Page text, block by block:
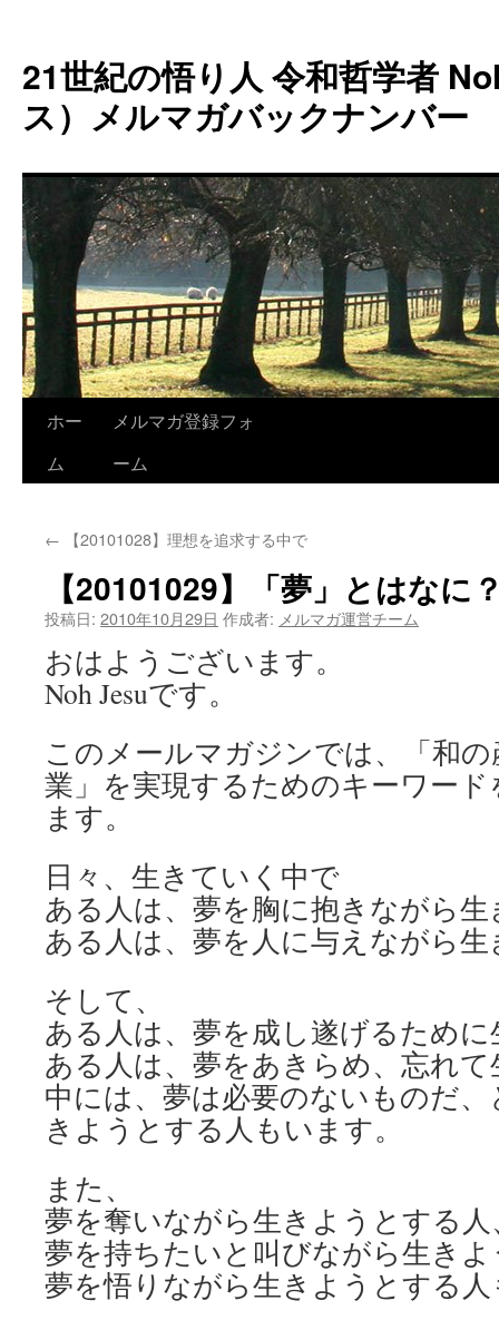
テ
ン
ツ
へ
キ
ッ
プ
21世紀の悟り人 令和哲学者
ス）メルマガバックナンバー
ホー
ム
メルマガ登録フォ
ーム
← 【20101028】理想を追求する中で
【20101029】「夢」とはなに
投稿日: 2010年10月29日 作成者: メルマガ運営チーム
おはようございます。
Noh Jesuです。
このメールマガジンでは、「和
業」を実現するためのキーワー
ます。
日々、生きていく中で
ある人は、夢を胸に抱きながら
ある人は、夢を人に与えながら
そして、
ある人は、夢を成し遂げるため
ある人は、夢をあきらめ、忘れ
中には、夢は必要のないものだ
きようとする人もいます。
また、
夢を奪いながら生きようとする人
夢を持ちたいと叫びながら生き
夢を悟りながら生きようとする